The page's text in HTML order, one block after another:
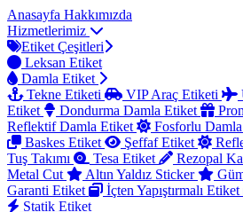
Anasayfa Hakkımızda
Hizmetlerimiz
Etiket Çeşitleri
Leksan Etiket
Damla Etiket
Tekne Etiketi
VIP Araç Etiketi
Etiket
Dondurma Damla Etiket
Reflektif Damla Etiket
Fosforlu
Baskes Etiket
Şeffaf Etiket
Tuş Takımı
Tesa Etiket Rezopal
Metal Cut
Altın Yaldız Sticker
Garanti Etiket
İçten Yapıştırmalı Etiket
Statik Etiket